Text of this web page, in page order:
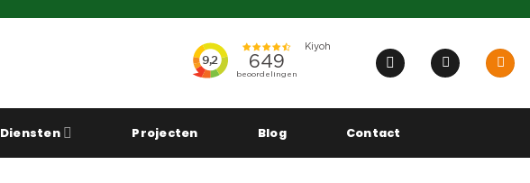
Diensten Projecten Blog Contact